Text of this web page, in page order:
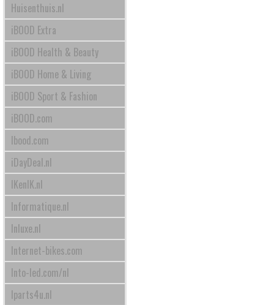
Huisenthuis.nl
iBOOD Extra
iBOOD Health & Beauty
iBOOD Home & Living
iBOOD Sport & Fashion
iBOOD.com
Ibood.com
iDayDeal.nl
IKenIK.nl
Informatique.nl
Inluxe.nl
Internet-bikes.com
Into-led.com/nl
Iparts4u.nl